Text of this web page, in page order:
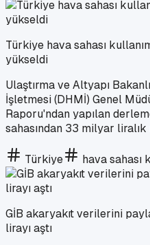
Türkiye hava sahası
yükseldi
Ulaştırma ve Altyapı
İşletmesi (DHMİ) Genel
Raporu'ndan yapılan
sahasından 33 milyar
Türkiye hava sahası
GİB akaryakıt verilerini
lirayı aştı